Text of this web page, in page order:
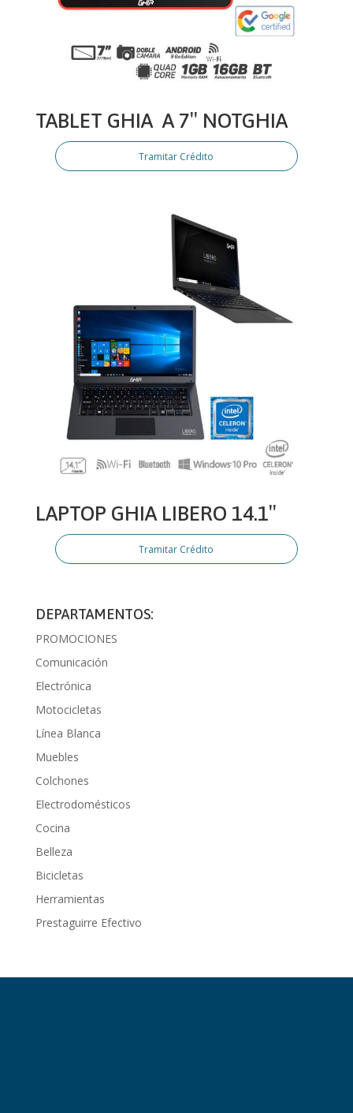
TABLET GHIA A 7″ NOTGHIA
Tramitar Crédito
LAPTOP GHIA LIBERO 14.1″
Tramitar Crédito
DEPARTAMENTOS:
PROMOCIONES
Comunicación
Electrónica
Motocicletas
Línea Blanca
Muebles
Colchones
Electrodomésticos
Cocina
Belleza
Bicicletas
Herramientas
Prestaguirre Efectivo